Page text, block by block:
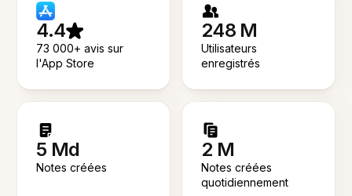
4.4
73 000+ avis sur
l'App Store
248 M
Utilisateurs
enregistrés
5 Md
Notes créées
2 M
Notes créées
quotidiennement